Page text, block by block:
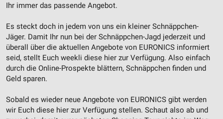
Ihr immer das passende Angebot.
Es steckt doch in jedem von uns ein kleiner Schnäppchen-
Jäger. Damit Ihr nun bei der Schnäppchen-Jagd jederzeit und
überall über die aktuellen Angebote von EURONICS informiert
seid, stellt Euch weekli diese hier zur Verfügung. Also einfach
durch die Online-Prospekte blättern, Schnäppchen finden und
Geld sparen.
Sobald es wieder neue Angebote von EURONICS gibt werden
wir Euch diese hier zur Verfügung stellen. Schaut also ab und
Funktional
Werbung